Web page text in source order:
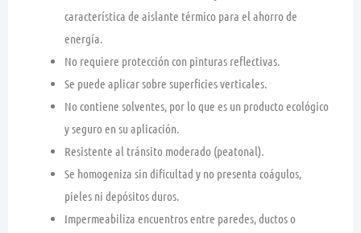
característica de aislante térmico para el ahorro de
energía.
No requiere protección con pinturas reflectivas.
Se puede aplicar sobre superficies verticales.
No contiene solventes, por lo que es un producto ecológico
y seguro en su aplicación.
Resistente al tránsito moderado (peatonal).
Se homogeniza sin dificultad y no presenta coágulos,
pieles ni depósitos duros.
Impermeabiliza encuentros entre paredes, ductos o